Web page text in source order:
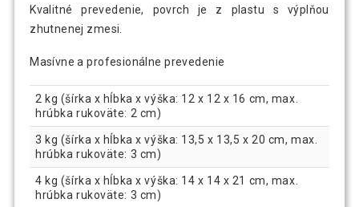
Kvalitné prevedenie, povrch je z plastu s výplňou
zhutnenej zmesi.
Masívne a profesionálne prevedenie
2 kg (šírka x hĺbka x výška: 12 x 12 x 16 cm, max.
hrúbka rukoväte: 2 cm)
3 kg (šírka x hĺbka x výška: 13,5 x 13,5 x 20 cm, max.
hrúbka rukoväte: 3 cm)
4 kg (šírka x hĺbka x výška: 14 x 14 x 21 cm, max.
hrúbka rukoväte: 3 cm)